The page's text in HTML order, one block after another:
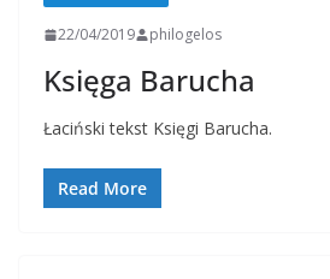
22/04/2019 philogelos
Księga Barucha
Łaciński tekst Księgi Barucha.
Read More